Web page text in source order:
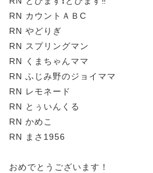
RN カウントＡＢC
RN やどりぎ
RN スプリングマン
RN くまちゃんママ
RN ふじみ野のジョイママ
RN レモネード
RN とぅいんくる
RN かめこ
RN まさ1956
おめでとうございます！